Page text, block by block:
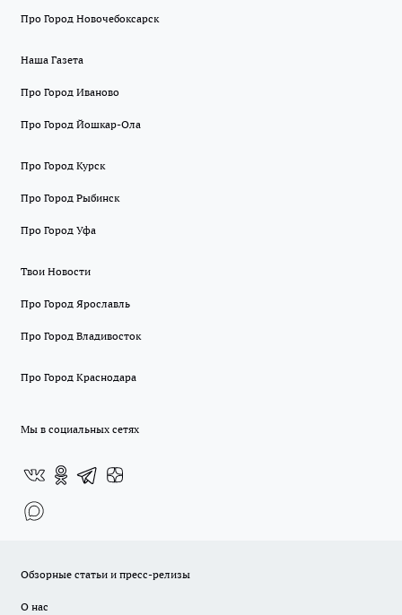
Про Город Новочебоксарск
Наша Газета
Про Город Иваново
Про Город Йошкар-Ола
Про Город Курск
Про Город Рыбинск
Про Город Уфа
Твои Новости
Про Город Ярославль
Про Город Владивосток
Про Город Краснодара
Мы в социальных сетях
Обзорные статьи и пресс-релизы
О нас